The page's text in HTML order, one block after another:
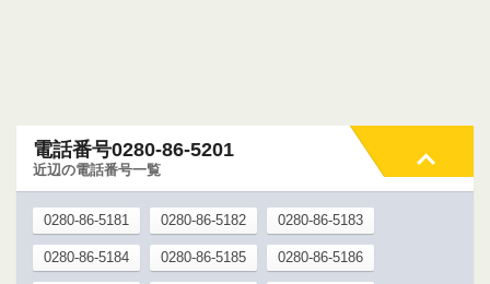
電話番号0280-86-5201
近辺の電話番号一覧
0280-86-5181 0280-86-5182 0280-86-5183
0280-86-5184 0280-86-5185 0280-86-5186